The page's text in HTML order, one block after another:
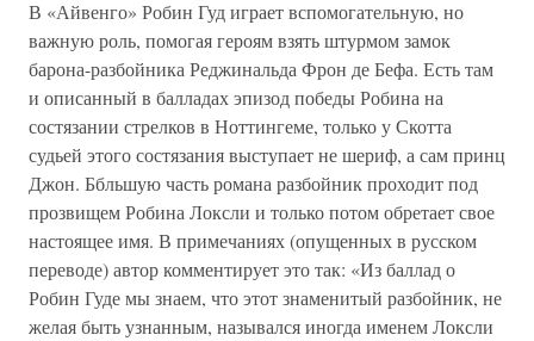
В «Айвенго» Робин Гуд играет вспомогательную, но
важную роль, помогая героям взять штурмом замок
барона-разбойника Реджинальда Фрон де Бефа. Есть там
и описанный в балладах эпизод победы Робина на
состязании стрелков в Ноттингеме, только у Скотта
судьей этого состязания выступает не шериф, а сам принц
Джон. Ббльшую часть романа разбойник проходит под
прозвищем Робина Локсли и только потом обретает свое
настоящее имя. В примечаниях (опущенных в русском
переводе) автор комментирует это так: «Из баллад о
Робин Гуде мы знаем, что этот знаменитый разбойник, не
желая быть узнанным, назывался иногда именем Локсли